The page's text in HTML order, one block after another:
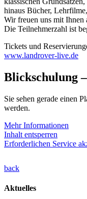
hinaus Bücher,
Wir freuen uns mit Ihnen
Die Teilnehmerzahl ist
Tickets und
www.landrover-live.de
Blickschulung
Sie sehen gerade einen
werden.
Mehr Informationen
Inhalt entsperren
Erforderlichen Service
back
Aktuelles